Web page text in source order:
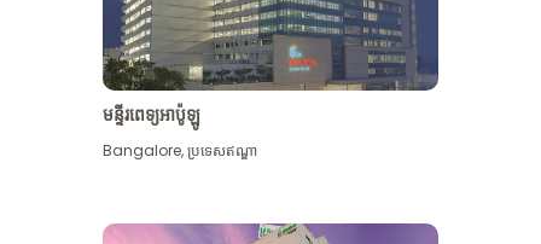
មើល​ច្រើន​ទៀត
មន្ទីរពេទ្យអាប៉ូឡូ
Bangalore,ប្រទេសឥណ្ឌា